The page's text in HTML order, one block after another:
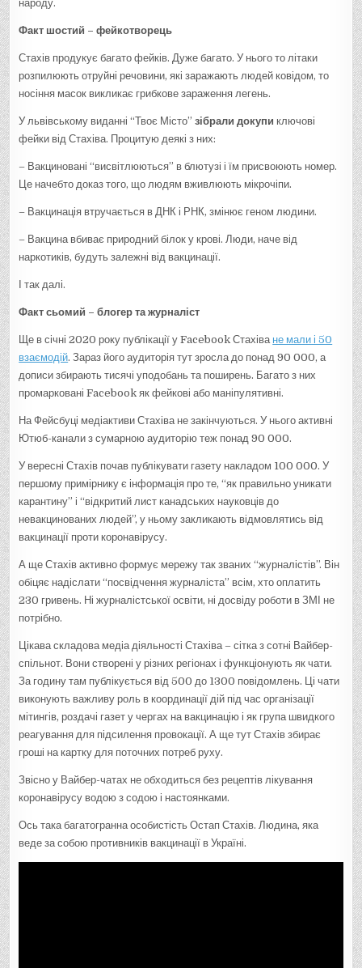
народу.
Факт шостий – фейкотворець
Стахів продукує багато фейків. Дуже багато. У нього то літаки
розпилюють отруйні речовини, які заражають людей ковідом, то
носіння масок викликає грибкове зараження легень.
У львівському виданні “Твоє Місто” зібрали докупи ключові
фейки від Стахіва. Процитую деякі з них:
– Вакциновані “висвітлюються” в блютузі і їм присвоюють номер.
Це начебто доказ того, що людям вживлюють мікрочіпи.
– Вакцинація втручається в ДНК і РНК, змінює геном людини.
– Вакцина вбиває природний білок у крові. Люди, наче від
наркотиків, будуть залежні від вакцинації.
І так далі.
Факт сьомий – блогер та журналіст
Ще в січні 2020 року публікації у Facebook Стахіва не мали і 50
взаємодій. Зараз його аудиторія тут зросла до понад 90 000, а
дописи збирають тисячі уподобань та поширень. Багато з них
промарковані Facebook як фейкові або маніпулятивні.
На Фейсбуці медіактиви Стахіва не закінчуються. У нього активні
Ютюб-канали з сумарною аудиторію теж понад 90 000.
У вересні Стахів почав публікувати газету накладом 100 000. У
першому примірнику є інформація про те, “як правильно уникати
карантину” і “відкритий лист канадських науковців до
невакцинованих людей”, у ньому закликають відмовлятись від
вакцинації проти коронавірусу.
А ще Стахів активно формує мережу так званих “журналістів”. Він
обіцяє надіслати “посвідчення журналіста” всім, хто оплатить
230 гривень. Ні журналістської освіти, ні досвіду роботи в ЗМІ не
потрібно.
Цікава складова медіа діяльності Стахіва – сітка з сотні Вайбер-
спільнот. Вони створені у різних регіонах і функціонують як чати.
За годину там публікується від 500 до 1300 повідомлень. Ці чати
виконують важливу роль в координації дій під час організації
мітингів, роздачі газет у чергах на вакцинацію і як група швидкого
реагування для підсилення провокації. А ще тут Стахів збирає
гроші на картку для поточних потреб руху.
Звісно у Вайбер-чатах не обходиться без рецептів лікування
коронавірусу водою з содою і настоянками.
Ось така багатогранна особистість Остап Стахів. Людина, яка
веде за собою противників вакцинації в Україні.